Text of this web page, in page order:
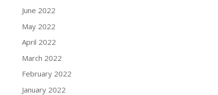
June 2022
May 2022
April 2022
March 2022
February 2022
January 2022